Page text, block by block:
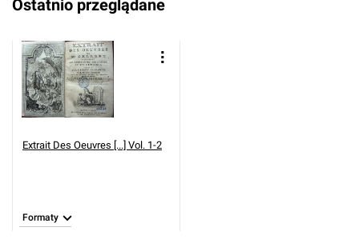
Ostatnio przeglądane
Extrait Des Oeuvres [...] Vol. 1-2
Formaty